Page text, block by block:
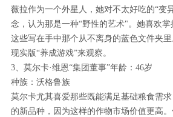
薇拉作为一个外星人，她对不太好吃的“变
念，认为那是一种“野性的艺术"。她喜欢
这些写在手中那个从不离身的蓝色文件夹
现实版“养成游戏”来观察。
3、莫尔卡·维恩“集团董事”年龄：46岁
种族：沃格鲁族
莫尔卡尤其喜爱那些既能满足基础粮食需
的新品种，因为这样的作物市场价值更高